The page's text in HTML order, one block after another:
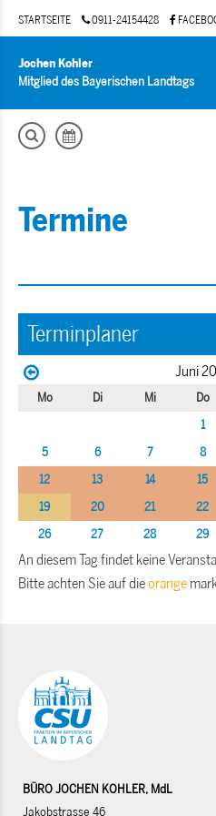
STARTSEITE 0911-24154428
Jochen Kohler
Mitglied des Bayerischen Landtags
Termine
Terminplaner
Juni
Mo Di Mi Do
1
5
6 7 8
12
13 14 15
19
20 21 22
26
27 28 29
An diesem Tag findet keine
Bitte achten Sie auf dieorange
BÜRO JOCHEN KOHLER, MdL
Jakobstrasse 46